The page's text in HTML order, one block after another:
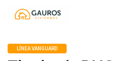
Gauros
LÍNEA VANGUARD